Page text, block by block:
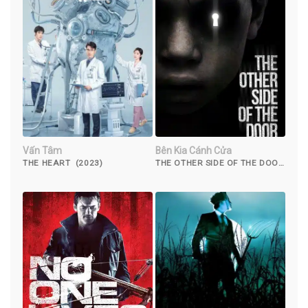
Vấn Tâm
THE HEART (2023)
Bên Kia Cánh Cửa
THE OTHER SIDE OF THE DOOR